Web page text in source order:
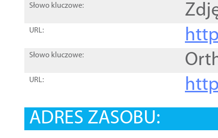
Słowo kluczowe:
URL:
Słowo kluczowe:
URL:
ADRES ZASOBU: